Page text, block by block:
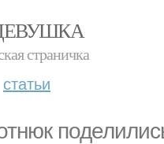
страничка
статьи